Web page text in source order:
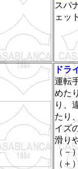
スパ
ェッ
ドラ
運転
めた
り、
たり
イズ
滑り
（－
（